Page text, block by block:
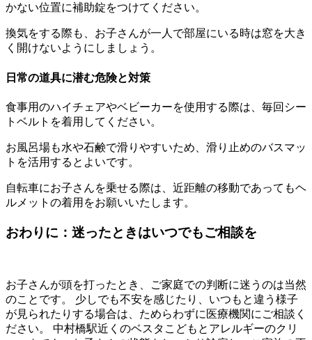
かない位置に補助錠をつけてください。
換気をする際も、お子さんが一人で部屋にいる時は窓を大き
く開けないようにしましょう。
日常の道具に潜む危険と対策
食事用のハイチェアやベビーカーを使用する際は、毎回シー
トベルトを着用してください。
お風呂場も水や石鹸で滑りやすいため、滑り止めのバスマッ
トを活用するとよいです。
自転車にお子さんを乗せる際は、近距離の移動であってもヘ
ルメットの着用をお願いいたします。
おわりに：迷ったときはいつでもご相談を
お子さんが頭を打ったとき、ご家庭での判断に迷うのは当然
のことです。 少しでも不安を感じたり、いつもと違う様子
が見られたりする場合は、ためらわずに医療機関にご相談く
ださい。 中村橋駅近くのベスタこどもとアレルギーのクリ